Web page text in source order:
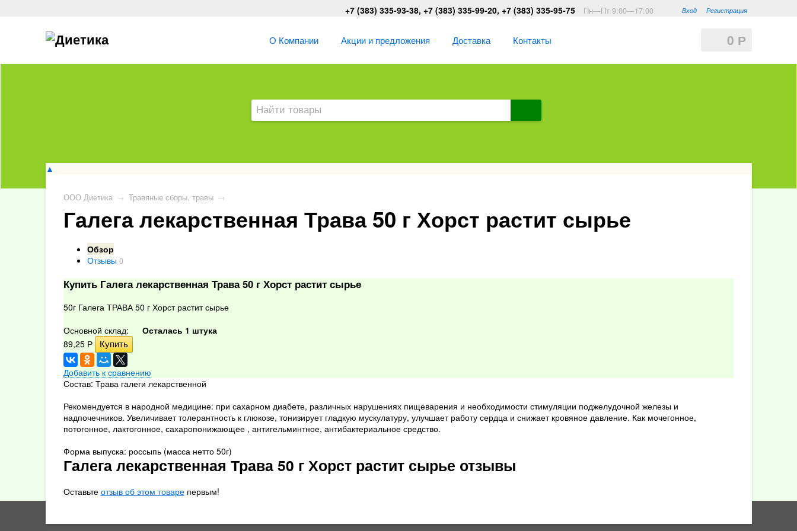
Вход Регистрация
+7 (383) 335-93-38, +7 (383) 335-99-20, +7 (383) 335-95-75 Пн—Пт 9:00—17:00
0 Р
О Компании Акции и предложения Доставка Контакты
▲
ООО Диетика → Травяные сборы, травы →
Галега лекарственная Трава 50 г Хорст растит сырье
Обзор
Отзывы 0
Купить Галега лекарственная Трава 50 г Хорст растит сырье
50г Галега ТРАВА 50 г Хорст растит сырье
Основной склад:
Осталась 1 штука
89,25 Р
Добавить к сравнению
Состав: Трава галеги лекарственной
Рекомендуется в народной медицине: при сахарном диабете, различных нарушениях пищеварения и необходимости стимуляции поджелудочной железы и
надпочечников. Увеличивает толерантность к глюкозе, тонизирует гладкую мускулатуру, улучшает работу сердца и снижает кровяное давление. Как мочегонное,
потогонное, лактогонное, сахаропонижающее , антигельминтное, антибактериальное средство.
Форма выпуска: россыпь (масса нетто 50г)
Галега лекарственная Трава 50 г Хорст растит сырье отзывы
Оставьте отзыв об этом товарепервым!